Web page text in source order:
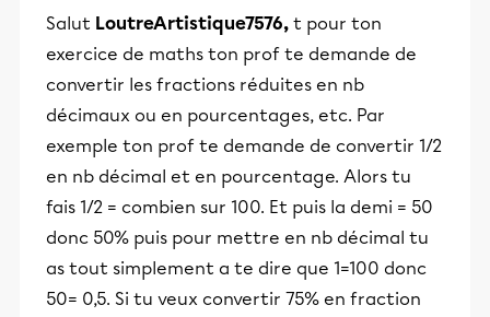
Salut LoutreArtistique7576, t pour ton
exercice de maths ton prof te demande de
convertir les fractions réduites en nb
décimaux ou en pourcentages, etc. Par
exemple ton prof te demande de convertir 1/2
en nb décimal et en pourcentage. Alors tu
fais 1/2 = combien sur 100. Et puis la demi = 50
donc 50% puis pour mettre en nb décimal tu
as tout simplement a te dire que 1=100 donc
50= 0,5. Si tu veux convertir 75% en fraction